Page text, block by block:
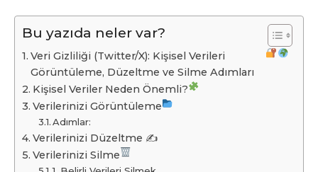
Bu yazıda neler var?
Veri Gizliliği (Twitter/X): Kişisel Verileri
Görüntüleme, Düzeltme ve Silme Adımları
Kişisel Veriler Neden Önemli?
Verilerinizi Görüntüleme
Adımlar:
Verilerinizi Düzeltme ✍️
Verilerinizi Silme